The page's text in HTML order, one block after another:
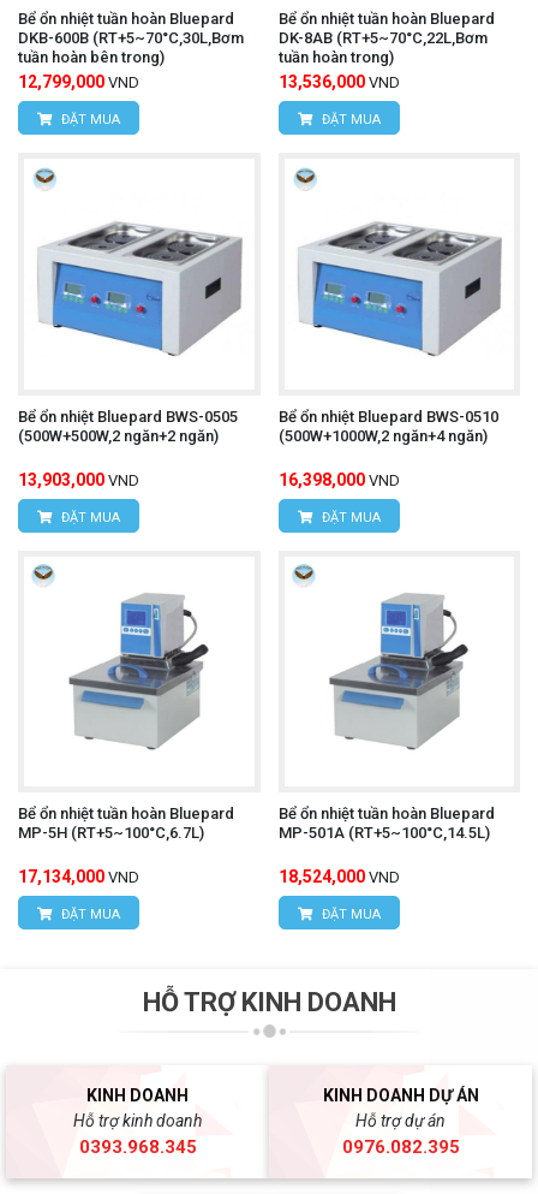
Bể ổn nhiệt tuần hoàn Bluepard
DKB-600B (RT+5~70°C,30L,Bơm
tuần hoàn bên trong)
12,799,000 VND
ĐẶT MUA
Bể ổn nhiệt tuần hoàn Bluepard
DK-8AB (RT+5~70°C,22L,Bơm
tuần hoàn trong)
13,536,000 VND
ĐẶT MUA
Bể ổn nhiệt Bluepard BWS-0505
(500W+500W,2 ngăn+2 ngăn)
13,903,000 VND
ĐẶT MUA
Bể ổn nhiệt Bluepard BWS-0510
(500W+1000W,2 ngăn+4 ngăn)
16,398,000 VND
ĐẶT MUA
Bể ổn nhiệt tuần hoàn Bluepard
MP-5H (RT+5~100°C,6.7L)
17,134,000 VND
ĐẶT MUA
Bể ổn nhiệt tuần hoàn Bluepard
MP-501A (RT+5~100°C,14.5L)
18,524,000 VND
ĐẶT MUA
HỖ TRỢ KINH DOANH
KINH DOANH
Hỗ trợ kinh doanh
0393.968.345
KINH DOANH DỰ ÁN
Hỗ trợ dự án
0976.082.395